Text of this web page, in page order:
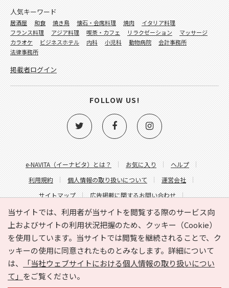
当サイトでは、利用者が当サイトを閲覧する際のサービス向
上およびサイトの利用状況把握のため、クッキー（Cookie）
を使用しています。当サイトでは閲覧を継続されることで、ク
ッキーの使用に同意されたものとみなします。詳細について
は、
「当社ウェブサイトにおける個人情報の取り扱いについ
て」 をご覧ください。
e-NAVITA（イーナビタ）とは？ お気に入り
ヘルプ
利用規約
個人情報の取り扱いについて
運営会社
サイトマップ
広告掲載に関するお問い合わせ
サイトの内容に関するお問い合わせ
人気キーワード
居酒屋 和食 焼き鳥 懐石・会席料理 焼肉
イタリア料理
フランス料理
アジア料理 喫茶・カフェ リラクゼーション
マッサージ
カラオケ
ビジネスホテル 内科 小児科 動物病院
会計事務所
法律事務所
掲載者ログイン
FOLLOW US!
Copyright © HYOJITO.Co.,Ltd. All Rights Reserved.